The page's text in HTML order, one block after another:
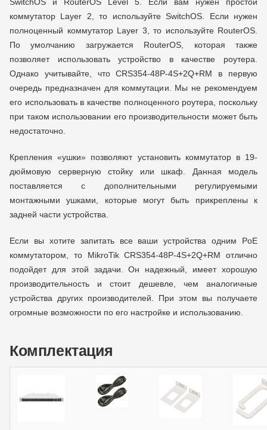
SwitchOS и RouterOS Level 5. Если вам нужен простой
коммутатор Layer 2, то используйте SwitchOS. Если нужен
полноценный коммутатор Layer 3, то используйте RouterOS.
По умолчанию загружается RouterOS, которая также
позволяет использовать устройство в качестве роутера.
Однако учитывайте, что CRS354-48P-4S+2Q+RM в первую
очередь предназначен для коммутации. Мы не рекомендуем
его использовать в качестве полноценного роутера, поскольку
при таком использовании его производительности может быть
недостаточно.
Крепления «ушки» позволяют установить коммутатор в 19-
дюймовую серверную стойку или шкаф. Данная модель
поставляется с дополнительными регулируемыми
монтажными ушками, которые могут быть прикреплены к
задней части устройства.
Если вы хотите запитать все ваши устройства одним PoE
коммутатором, то MikroTik CRS354-48P-4S+2Q+RM отлично
подойдет для этой задачи. Он надежный, имеет хорошую
производительность и стоит дешевле, чем аналогичные
устройства других производителей. При этом вы получаете
огромные возможности по его настройке и использованию.
Комплектация